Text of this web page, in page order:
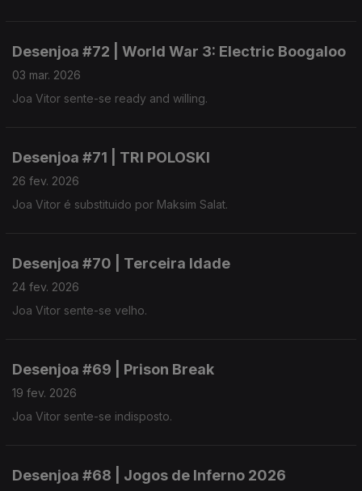
Desenjoa #72 | World War 3: Electric Boogaloo
03 mar. 2026
Joa Vitor sente-se ready and willing.
Desenjoa #71 | TRI POLOSKI
26 fev. 2026
Joa Vitor é substituido por Maksim Salat.
Desenjoa #70 | Terceira Idade
24 fev. 2026
Joa Vitor sente-se velho.
Desenjoa #69 | Prison Break
19 fev. 2026
Joa Vitor sente-se indisposto.
Desenjoa #68 | Jogos de Inferno 2026